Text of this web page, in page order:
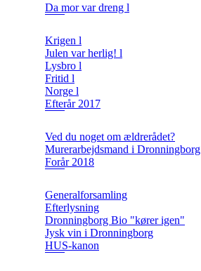
Da mor var dreng l
Krigen l
Julen var herlig! l
Lysbro l
Fritid l
Norge l
Efterår 2017
Ved du noget om ældrerådet?
Murerarbejdsmand i Dronningborg
Forår 2018
Generalforsamling
Efterlysning
Dronningborg Bio "kører igen"
Jysk vin i Dronningborg
HUS-kanon